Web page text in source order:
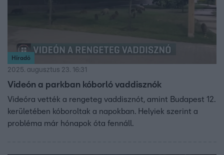
Híradó
2025. augusztus 23. 16:31
Videón a parkban kóborló vaddisznók
Videóra vették a rengeteg vaddisznót, amint Budapest 12.
kerületében kóboroltak a napokban. Helyiek szerint a
probléma már hónapok óta fennáll.